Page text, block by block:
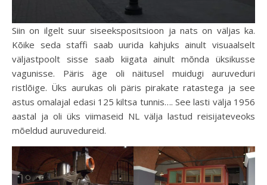
Siin on ilgelt suur siseekspositsioon ja nats on väljas ka.
Kõike seda staffi saab uurida kahjuks ainult visuaalselt
väljastpoolt sisse saab kiigata ainult mõnda üksikusse
vagunisse. Päris äge oli näitusel muidugi auruveduri
ristlõige. Üks aurukas oli päris pirakate ratastega ja see
astus omalajal edasi 125 kiltsa tunnis…. See lasti välja 1956
aastal ja oli üks viimaseid NL välja lastud reisijateveoks
mõeldud auruvedureid.